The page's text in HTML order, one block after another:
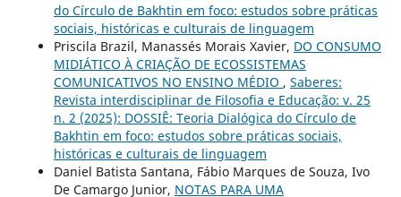
do Círculo de Bakhtin em foco: estudos sobre práticas
sociais, históricas e culturais de linguagem
Priscila Brazil, Manassés Morais Xavier, DO CONSUMO
MIDIÁTICO À CRIAÇÃO DE ECOSSISTEMAS
COMUNICATIVOS NO ENSINO MÉDIO , Saberes:
Revista interdisciplinar de Filosofia e Educação: v. 25
n. 2 (2025): DOSSIÊ: Teoria Dialógica do Círculo de
Bakhtin em foco: estudos sobre práticas sociais,
históricas e culturais de linguagem
Daniel Batista Santana, Fábio Marques de Souza, Ivo
De Camargo Junior, NOTAS PARA UMA